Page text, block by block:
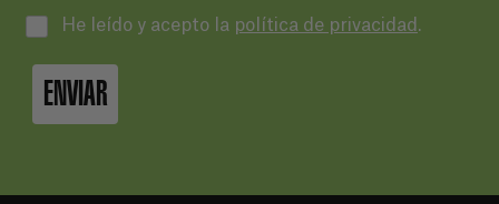
He leído y acepto la política de privacidad .
ENVIAR